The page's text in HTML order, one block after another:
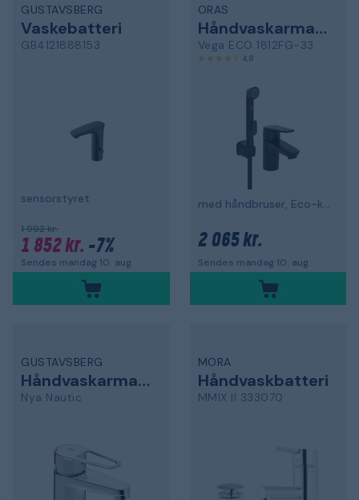
GUSTAVSBERG
Vaskebatteri
GB4121888153
sensorstyret
1 992 kr.
1 852 kr. -7%
Sendes mandag 10. aug.
ORAS
Håndvaskarmatur
Vega ECO 1812FG-33
4,8
med håndbruser, Eco-knap, sort
2 065 kr.
Sendes mandag 10. aug.
GUSTAVSBERG
Håndvaskarmatur
Nya Nautic
MORA
Håndvaskbatteri
MMIX II 333070